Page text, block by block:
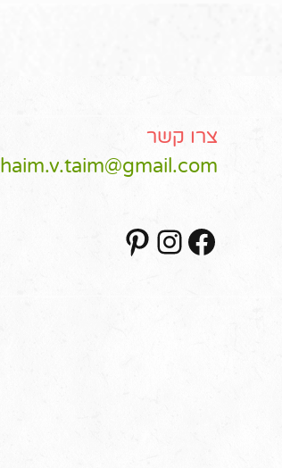
צרו קשר
haim.v.taim@gmail.com
Facebook
Instagram